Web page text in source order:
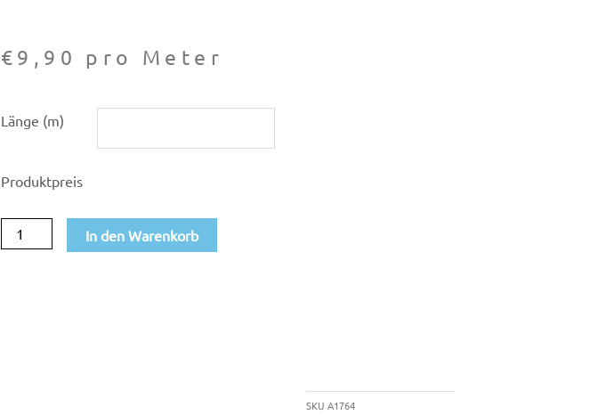
€ 9,90 pro Meter
Länge (m)
Produktpreis
Webstoff
Menge
In den Warenkorb
SKU A1764